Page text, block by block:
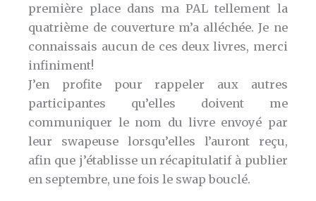
première place dans ma PAL tellement la
quatrième de couverture m’a alléchée. Je ne
connaissais aucun de ces deux livres, merci
infiniment!
J’en profite pour rappeler aux autres
participantes qu’elles doivent me
communiquer le nom du livre envoyé par
leur swapeuse lorsqu’elles l’auront reçu,
afin que j’établisse un récapitulatif à publier
en septembre, une fois le swap bouclé.